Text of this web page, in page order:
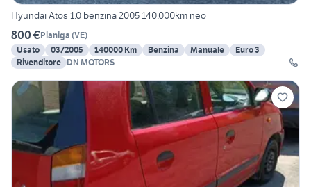
Hyundai Atos 1.0 benzina 2005 140.000km neo
800 €Pianiga (VE)
Usato
03/2005 140000 Km Benzina Manuale
Euro 3
Rivenditore DN MOTORS